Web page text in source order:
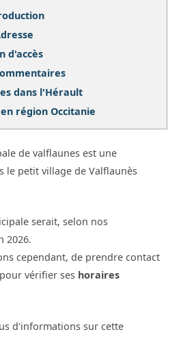
d'accès
dans l'Hérault
région Occitanie
de valflaunes est une
le petit village de Valflaunès
serait, selon nos
2026.
cependant, de prendre contact
vérifier ses horaires
d'informations sur cette